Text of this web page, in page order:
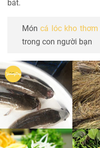
bát.
Móncá lóc kho thơm
trong con người bạn